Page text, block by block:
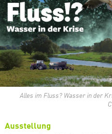
Alles im Fluss? Wasser in der
Ausstellung